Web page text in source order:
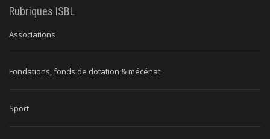
Rubriques ISBL
Associations
Fondations, fonds de dotation & mécénat
Sport